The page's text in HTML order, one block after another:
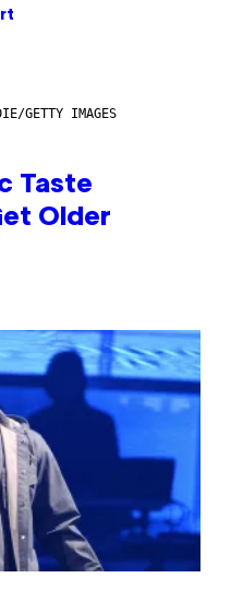
GETTY IMAGES
Taste
Older